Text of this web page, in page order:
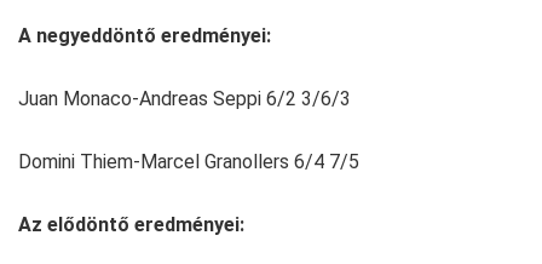
A negyeddöntő eredményei:
Juan Monaco-Andreas Seppi 6/2 3/6/3
Domini Thiem-Marcel Granollers 6/4 7/5
Az elődöntő eredményei: